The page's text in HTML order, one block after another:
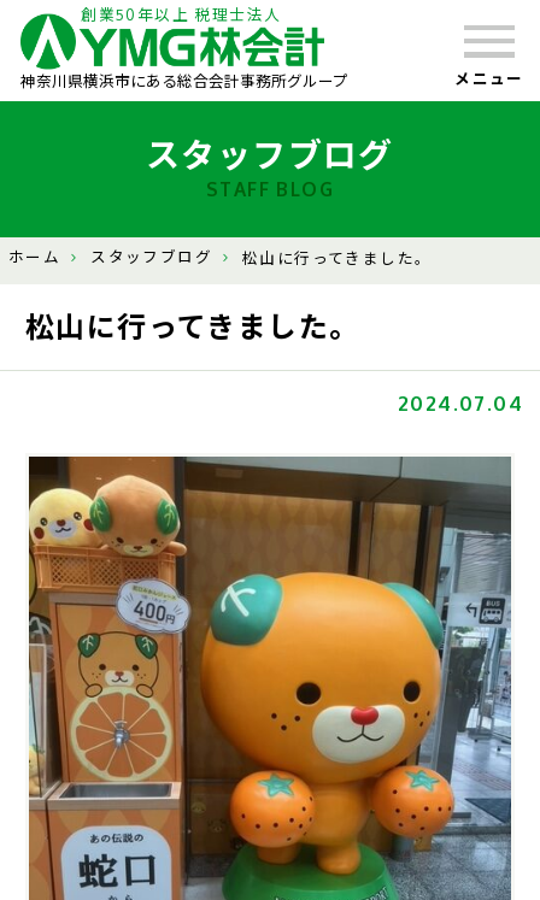
創業50年以上 税理士法人
神奈川県横浜市にある総合会計事務所グループ メニュー
スタッフブログ
STAFF BLOG
ホーム スタッフブログ 松山に行ってきました。
松山に行ってきました。
2024.07.04